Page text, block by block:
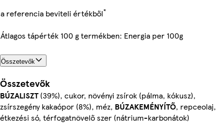
a referencia beviteli értékből*
Átlagos tápérték 100 g termékben: Energia per 100g
Összetevők
Összetevők
BÚZALISZT(39%), cukor, növényi zsírok (pálma, kókusz),
zsírszegény kakaópor (8%), méz, BÚZAKEMÉNYÍTŐ, repceolaj,
étkezési só, térfogatnövelő szer (nátrium-karbonátok)